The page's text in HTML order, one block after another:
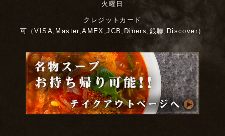
火曜日
クレジットカード
可（VISA,Master,AMEX,JCB,Diners,銀聯,Discover）